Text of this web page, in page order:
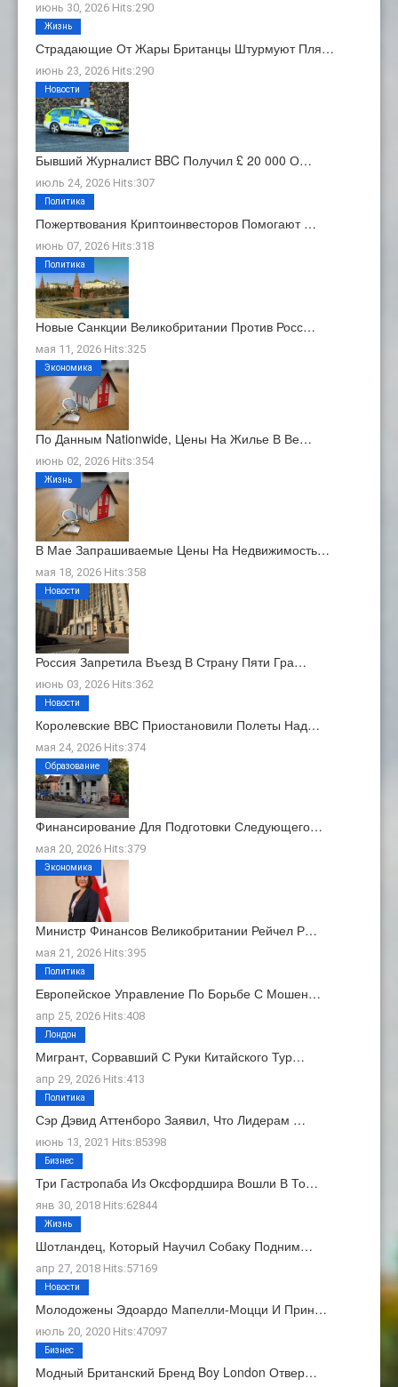
июнь 30, 2026 Hits:290
Страдающие От Жары Британцы Штурмуют Пля…
июнь 23, 2026 Hits:290
Жизнь
Бывший Журналист BBC Получил £ 20 000 О…
июль 24, 2026 Hits:307
Новости
Пожертвования Криптоинвесторов Помогают …
июнь 07, 2026 Hits:318
Политика
Новые Санкции Великобритании Против Росс…
мая 11, 2026 Hits:325
Политика
По Данным Nationwide, Цены На Жилье В Ве…
июнь 02, 2026 Hits:354
Экономика
В Мае Запрашиваемые Цены На Недвижимость…
мая 18, 2026 Hits:358
Жизнь
Россия Запретила Въезд В Страну Пяти Гра…
июнь 03, 2026 Hits:362
Новости
Королевские ВВС Приостановили Полеты Над…
мая 24, 2026 Hits:374
Новости
Финансирование Для Подготовки Следующего…
мая 20, 2026 Hits:379
Образование
Министр Финансов Великобритании Рейчел Р…
мая 21, 2026 Hits:395
Экономика
Европейское Управление По Борьбе С Мошен…
апр 25, 2026 Hits:408
Политика
Мигрант, Сорвавший С Руки Китайского Тур…
апр 29, 2026 Hits:413
Лондон
Сэр Дэвид Аттенборо Заявил, Что Лидерам …
июнь 13, 2021 Hits:85398
Политика
Три Гастропаба Из Оксфордшира Вошли В То…
янв 30, 2018 Hits:62844
Бизнес
Шотландец, Который Научил Собаку Подним…
апр 27, 2018 Hits:57169
Жизнь
Молодожены Эдоардо Мапелли-Моцци И Прин…
июль 20, 2020 Hits:47097
Новости
Модный Британский Бренд Boy London Отвер…
Бизнес